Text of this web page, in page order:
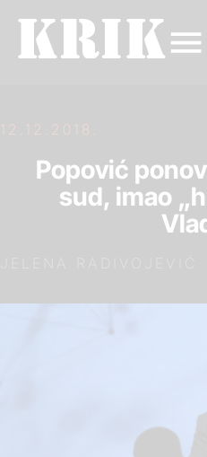
12.12.2018.
Popović
sud, imao